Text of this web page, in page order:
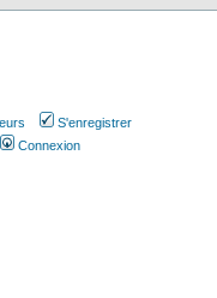
S'enregistrer
Connexion